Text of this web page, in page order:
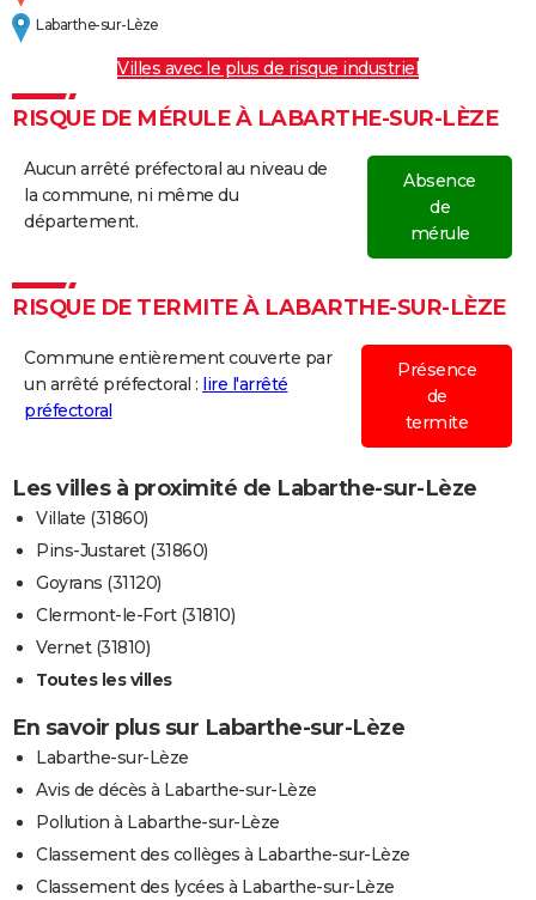
Labarthe-sur-Lèze
Villes avec le plus de risque industriel
RISQUE DE MÉRULE À LABARTHE-SUR-LÈZE
Aucun arrêté préfectoral au niveau de
la commune, ni même du
département.
Absence
de
mérule
RISQUE DE TERMITE À LABARTHE-SUR-LÈZE
Commune entièrement couverte par
un arrêté préfectoral : lire l'arrêté
préfectoral
Présence
de
termite
Les villes à proximité de Labarthe-sur-Lèze
Villate (31860)
Pins-Justaret (31860)
Goyrans (31120)
Clermont-le-Fort (31810)
Vernet (31810)
Toutes les villes
En savoir plus sur Labarthe-sur-Lèze
Labarthe-sur-Lèze
Avis de décès à Labarthe-sur-Lèze
Pollution à Labarthe-sur-Lèze
Classement des collèges à Labarthe-sur-Lèze
Classement des lycées à Labarthe-sur-Lèze